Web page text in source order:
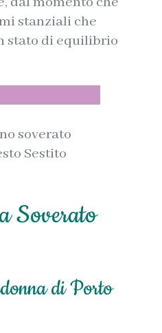
stanziali che
stato di equilibrio
Sestito
Soverato
di Porto